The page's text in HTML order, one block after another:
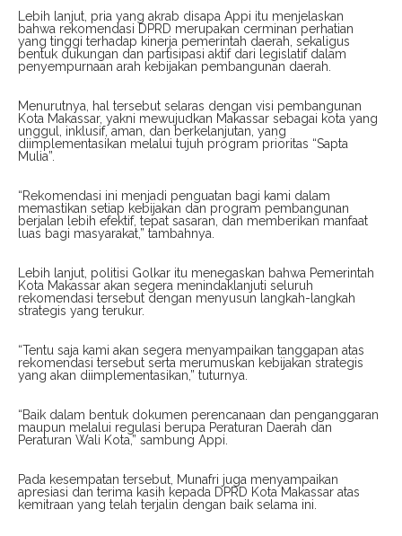
Lebih lanjut, pria yang akrab disapa Appi itu menjelaskan
bahwa rekomendasi DPRD merupakan cerminan perhatian
yang tinggi terhadap kinerja pemerintah daerah, sekaligus
bentuk dukungan dan partisipasi aktif dari legislatif dalam
penyempurnaan arah kebijakan pembangunan daerah.
Menurutnya, hal tersebut selaras dengan visi pembangunan
Kota Makassar, yakni mewujudkan Makassar sebagai kota yang
unggul, inklusif, aman, dan berkelanjutan, yang
diimplementasikan melalui tujuh program prioritas “Sapta
Mulia”.
“Rekomendasi ini menjadi penguatan bagi kami dalam
memastikan setiap kebijakan dan program pembangunan
berjalan lebih efektif, tepat sasaran, dan memberikan manfaat
luas bagi masyarakat,” tambahnya.
Lebih lanjut, politisi Golkar itu menegaskan bahwa Pemerintah
Kota Makassar akan segera menindaklanjuti seluruh
rekomendasi tersebut dengan menyusun langkah-langkah
strategis yang terukur.
“Tentu saja kami akan segera menyampaikan tanggapan atas
rekomendasi tersebut serta merumuskan kebijakan strategis
yang akan diimplementasikan,” tuturnya.
“Baik dalam bentuk dokumen perencanaan dan penganggaran
maupun melalui regulasi berupa Peraturan Daerah dan
Peraturan Wali Kota,” sambung Appi.
Pada kesempatan tersebut, Munafri juga menyampaikan
apresiasi dan terima kasih kepada DPRD Kota Makassar atas
kemitraan yang telah terjalin dengan baik selama ini.